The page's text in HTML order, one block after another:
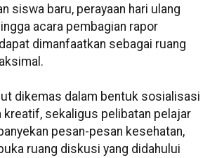
siswa baru, perayaan hari ulang
acara pembagian rapor
dimanfaatkan sebagai ruang
dikemas dalam bentuk sosialisasi
kreatif, sekaligus pelibatan pelajar
pesan-pesan kesehatan,
ruang diskusi yang didahului